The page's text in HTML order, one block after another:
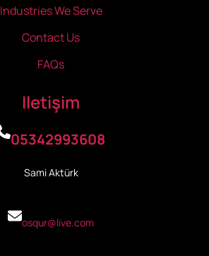
Industries We Serve
Contact Us
FAQs
Iletişim
05342993608
Sami Aktürk
osqur@live.com